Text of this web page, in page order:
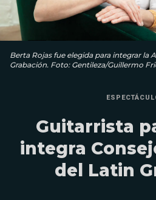
Berta Rojas fue elegida para integrar la
Grabación. Foto: Gentileza/Guillermo
Guitarrista
integra
del Latin